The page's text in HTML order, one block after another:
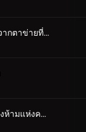
ตอนที่ 162 หลบหนีจากตาข่ายที่กระชับ
ตอนที่ 164 คาถาต้องห้ามแห่งความตาย